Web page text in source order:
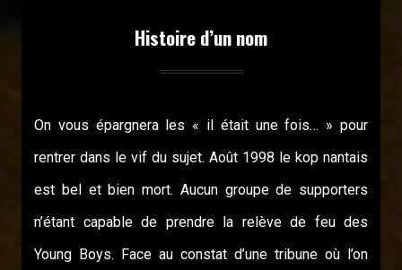
Histoire d’un nom
On vous épargnera les « il était une fois… » pour
rentrer dans le vif du sujet. Août 1998 le kop nantais
est bel et bien mort. Aucun groupe de supporters
n’étant capable de prendre la relève de feu des
Young Boys. Face au constat d’une tribune où l’on